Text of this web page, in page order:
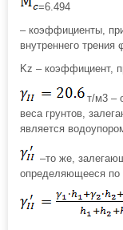
=6.494
– коэффициенты,
внутреннего трения
Kz – коэффициент,
т/м3 –
веса грунтов,
является
–то же,
определяющееся